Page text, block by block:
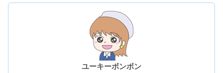
ユーキーボンボン